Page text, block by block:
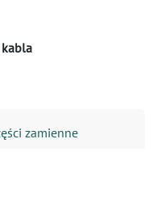
zamienne